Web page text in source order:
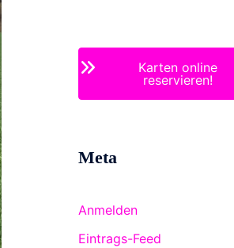
Karten online
reservieren!
Meta
Anmelden
Eintrags-Feed